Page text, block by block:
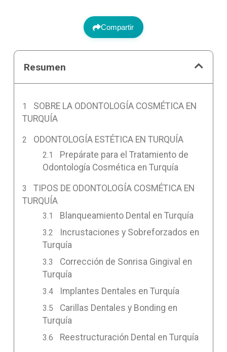
Compartir
Resumen
SOBRE LA ODONTOLOGÍA COSMÉTICA EN
TURQUÍA
ODONTOLOGÍA ESTÉTICA EN TURQUÍA
Prepárate para el Tratamiento de
Odontología Cosmética en Turquía
TIPOS DE ODONTOLOGÍA COSMÉTICA EN
TURQUÍA
Blanqueamiento Dental en Turquía
Incrustaciones y Sobreforzados en
Turquía
Corrección de Sonrisa Gingival en
Turquía
Implantes Dentales en Turquía
Carillas Dentales y Bonding en
Turquía
Reestructuración Dental en Turquía